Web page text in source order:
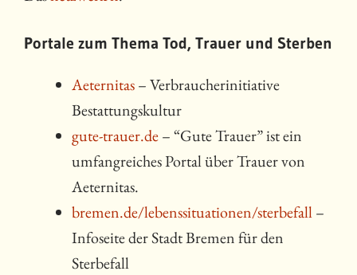
Portale zum Thema Tod, Trauer und Sterben
Aeternitas– Verbraucherinitiative
Bestattungskultur
gute-trauer.de– “Gute Trauer” ist ein
umfangreiches Portal über Trauer von
Aeternitas.
bremen.de/lebenssituationen/sterbefall–
Infoseite der Stadt Bremen für den
Sterbefall